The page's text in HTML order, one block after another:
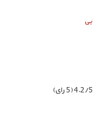
4.2/5 (5 رای)